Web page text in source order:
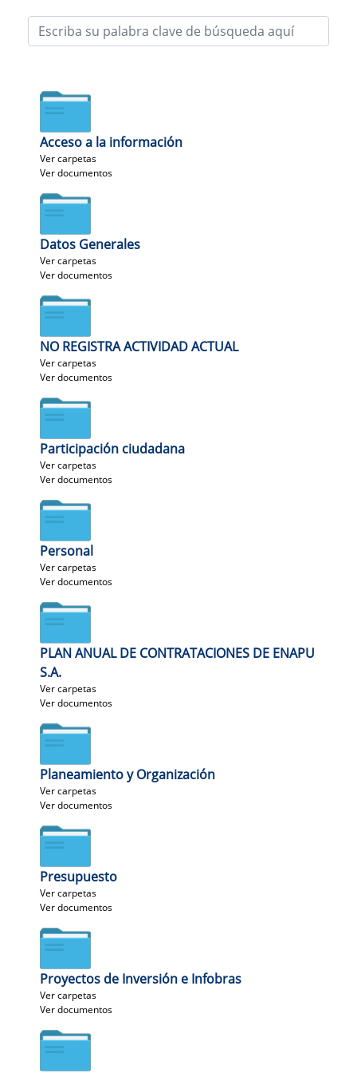
Acceso a la información
Ver carpetas
Ver documentos
Datos Generales
Ver carpetas
Ver documentos
NO REGISTRA ACTIVIDAD ACTUAL
Ver carpetas
Ver documentos
Participación ciudadana
Ver carpetas
Ver documentos
Personal
Ver carpetas
Ver documentos
PLAN ANUAL DE CONTRATACIONES DE ENAPU
S.A.
Ver carpetas
Ver documentos
Planeamiento y Organización
Ver carpetas
Ver documentos
Presupuesto
Ver carpetas
Ver documentos
Proyectos de Inversión e Infobras
Ver carpetas
Ver documentos